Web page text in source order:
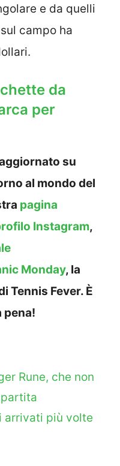
e da quelli
campo ha
da
per
su
al mondo del
pagina
Instagram,
Monday, la
Tennis Fever. È
pena!
Rune, che non
arrivati più volte